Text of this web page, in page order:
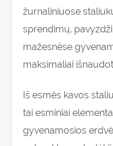
žurnaliniuose
sprendimų,
mažesnėse
maksimaliai
Iš esmės kavos
tai esminiai
gyvenamosios